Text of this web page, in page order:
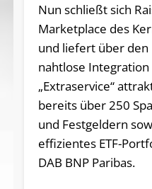
Nun schließt sich
Marketplace des
und liefert über den
nahtlose
„Extraservice“
bereits über 250
und Festgeldern
effizientes ETF-
DAB BNP Paribas.